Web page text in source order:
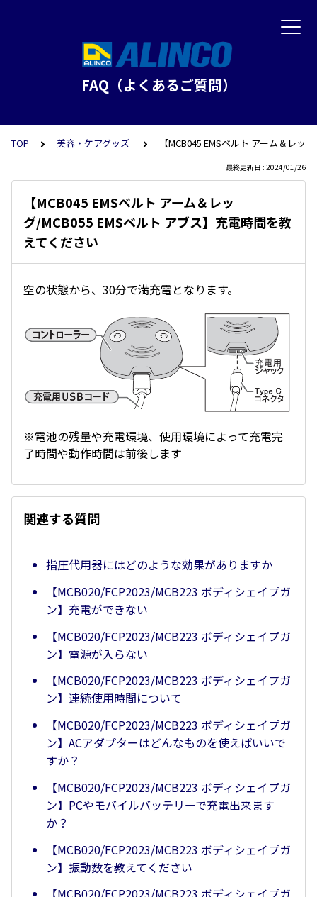
FAQ（よくあるご質問）
TOP 美容・ケアグッズ 【MCB045 EMSベルト アーム＆レッ
最終更新日 : 2024/01/26
【MCB045 EMSベルト アーム＆レッ
グ/MCB055 EMSベルト アブス】充電時間を教
えてください
空の状態から、30分で満充電となります。
※電池の残量や充電環境、使用環境によって充電完
了時間や動作時間は前後します
関連する質問
指圧代用器にはどのような効果がありますか
【MCB020/FCP2023/MCB223 ボディシェイプガ
ン】充電ができない
【MCB020/FCP2023/MCB223 ボディシェイプガ
ン】電源が入らない
【MCB020/FCP2023/MCB223 ボディシェイプガ
ン】連続使用時間について
【MCB020/FCP2023/MCB223 ボディシェイプガ
ン】ACアダプターはどんなものを使えばいいで
すか？
【MCB020/FCP2023/MCB223 ボディシェイプガ
ン】PCやモバイルバッテリーで充電出来ます
か？
【MCB020/FCP2023/MCB223 ボディシェイプガ
ン】振動数を教えてください